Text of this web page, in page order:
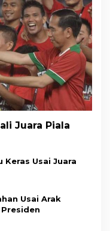
Juara Piala
Keras Usai Juara
Usai Arak